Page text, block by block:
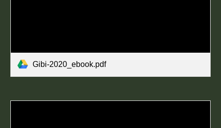
Gibi-2020_ebook.pdf